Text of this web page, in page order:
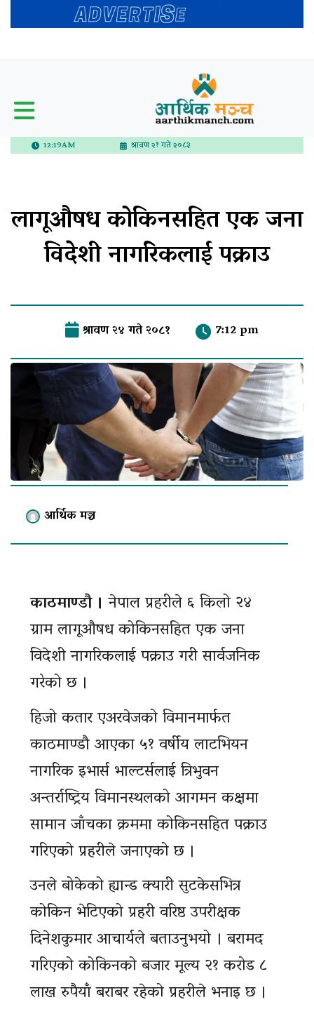
12:19AM श्रावण २१ गते २०८३
लागूऔषध कोकिनसहित एक जना
विदेशी नागरिकलाई पक्राउ
श्रावण २४ गते २०८१ 7:12 pm
आर्थिक मञ्च
काठमाण्डौ । नेपाल प्रहरीले ६ किलो २४
ग्राम लागूऔषध कोकिनसहित एक जना
विदेशी नागरिकलाई पक्राउ गरी सार्वजनिक
गरेको छ ।
हिजो कतार एअरवेजको विमानमार्फत
काठमाण्डौ आएका ५१ वर्षीय लाटभियन
नागरिक इभार्स भाल्टर्सलाई त्रिभुवन
अन्तर्राष्ट्रिय विमानस्थलको आगमन कक्षमा
सामान जाँचका क्रममा कोकिनसहित पक्राउ
गरिएको प्रहरीले जनाएको छ ।
उनले बोकेको ह्यान्ड क्यारी सुटकेसभित्र
कोकिन भेटिएको प्रहरी वरिष्ठ उपरीक्षक
दिनेशकुमार आचार्यले बताउनुभयो । बरामद
गरिएको कोकिनको बजार मूल्य २१ करोड ८
लाख रुपैयाँ बराबर रहेको प्रहरीले भनाइ छ ।